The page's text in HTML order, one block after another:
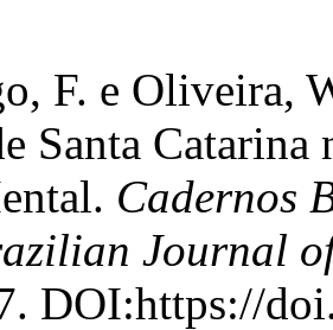
F. e Oliveira,
Santa Catarina
Cadernos
Journal
DOI:https://